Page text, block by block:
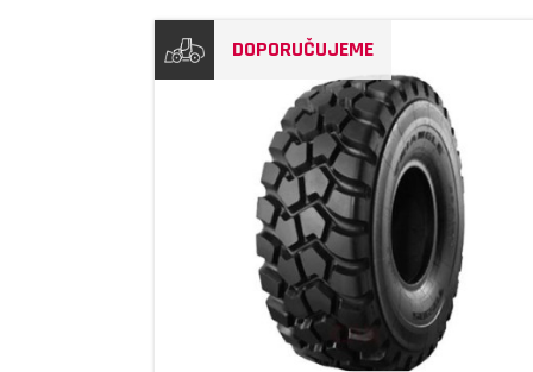
DOPORUČUJEME
DETAIL